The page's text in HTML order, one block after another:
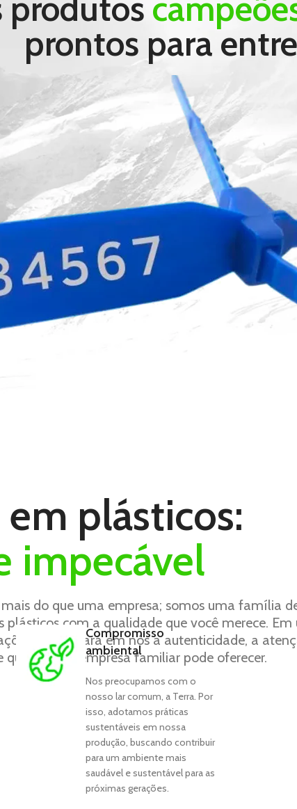
prontos para
plásticos:
impecável
do que uma empresa; somos uma família
plásticos com a qualidade que você merece. Em
encontrará em nós a autenticidade, a
que só uma empresa familiar pode oferecer.
Compromisso
ambiental
Nos preocupamos com o
nosso lar comum, a Terra. Por
isso, adotamos práticas
sustentáveis em nossa
produção, buscando contribuir
para um ambiente mais
saudável e sustentável para as
próximas gerações.